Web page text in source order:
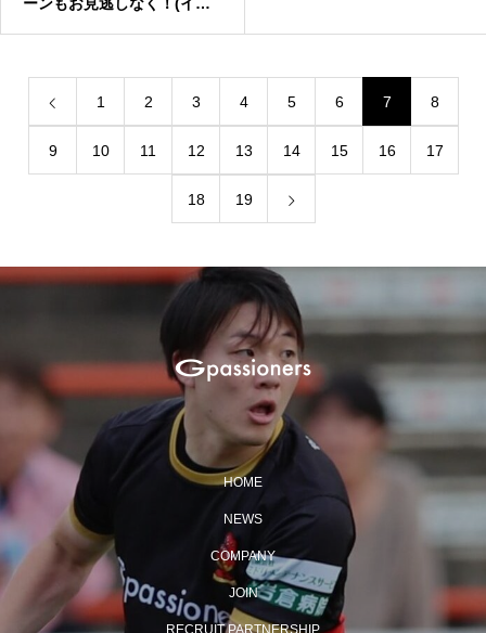
キャン＋提供)
1 2 3 4 5 6 7 8
9 10 11 12 13 14 15 16 17
18 19
HOME
NEWS
COMPANY
JOIN
RECRUIT PARTNERSHIP